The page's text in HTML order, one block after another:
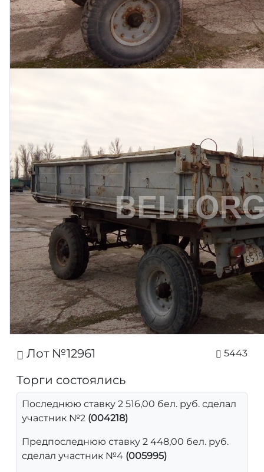
Лот №12961 5443
Торги состоялись
Последнюю ставку 2 516,00 бел. руб. сделал
участник №2 (004218)
Предпоследнюю ставку 2 448,00 бел. руб.
сделал участник №4 (005995)